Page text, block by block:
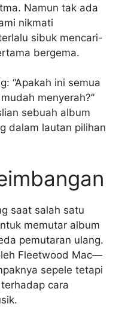
Namun tak ada
nikmati
sibuk mencari-
bergema.
“Apakah ini semua
menyerah?”
sebuah album
dalam lautan pilihan
saat salah satu
memutar album
pemutaran ulang.
Fleetwood Mac—
sepele tetapi
cara